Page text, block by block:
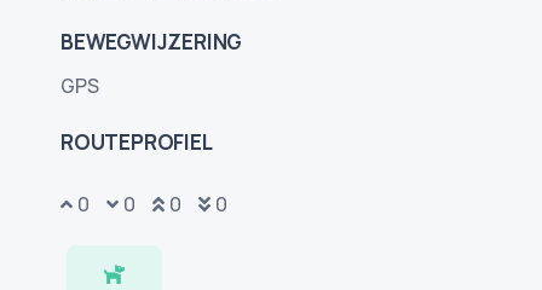
BEWEGWIJZERING
GPS
ROUTEPROFIEL
0 0 0 0